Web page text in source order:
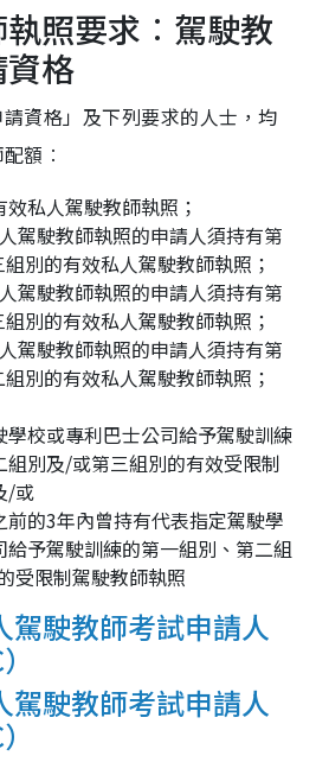
照要求︰駕駛教
格
資格」及下列要求的人士，均
額︰
私人駕駛教師執照；
駕駛教師執照的申請人須持有第
別的有效私人駕駛教師執照；
駕駛教師執照的申請人須持有第
別的有效私人駕駛教師執照；
駕駛教師執照的申請人須持有第
別的有效私人駕駛教師執照；
學校或專利巴士公司給予駕駛訓練
組別及/或第三組別的有效受限制
/或
的3年內曾持有代表指定駕駛學
予駕駛訓練的第一組別、第二組
受限制駕駛教師執照
駕駛教師考試申請人
駕駛教師考試申請人